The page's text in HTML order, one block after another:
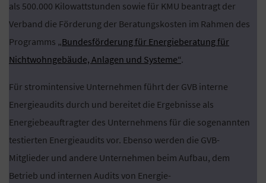
als 500.000 Kilowattstunden sowie für KMU beantragt der
Verband die Förderung der Beratungskosten im Rahmen des
Programms „Bundesförderung für Energieberatung für
Nichtwohngebäude, Anlagen und Systeme“.
Für stromintensive Unternehmen führt der GVB interne
Energieaudits durch und bereitet die Ergebnisse als
Energiebeauftragter des Unternehmens für die sogenannten
testierten Energieaudits vor. Ebenso werden die GVB-
Mitglieder und andere Unternehmen beim Aufbau, dem
Betrieb und internen Audits von Energie-